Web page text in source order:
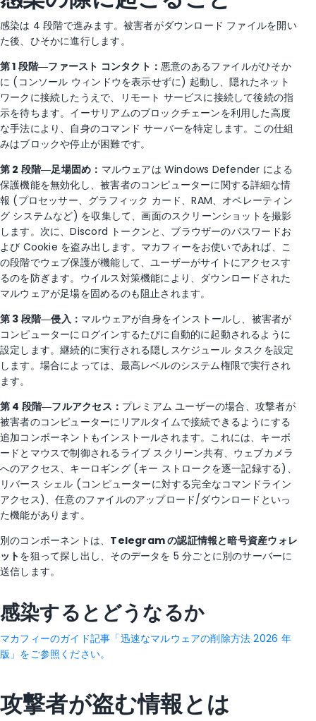
感染は 4 段階で進みます。被害者がダウンロード ファイルを開い
た後、ひそかに進行します。
第 1 段階―ファースト コンタクト： 悪意のあるファイルがひそか
に (コンソール ウィンドウを表示せずに) 起動し、隠れたネット
ワークに接続したうえで、リモート サービスに接続して後続の指
示を待ちます。イーサリアムのブロックチェーンを利用した高度
な手法により、自身のコマンド サーバーを特定します。この仕組
みはブロックや停止が困難です。
第 2 段階―足場固め： マルウェアは Windows Defender による
保護機能を無効化し、被害者のコンピューターに関する詳細な情
報 (プロセッサー、グラフィック カード、RAM、オペレーティン
グ システムなど) を収集して、画面のスクリーンショットを撮影
します。次に、Discord トークンと、ブラウザーのパスワードお
よび Cookie を盗み出します。マカフィーをお使いであれば、こ
の段階でウェブ保護が機能して、ユーザーがサイトにアクセスす
るのを防ぎます。ウイルス対策機能により、ダウンロードされた
マルウェアが足場を固めるのも阻止されます。
第 3 段階―侵入： マルウェアが自身をインストールし、被害者が
コンピューターにログインするたびに自動的に起動されるように
設定します。継続的に実行される隠しスケジュール タスクを設定
します。場合によっては、最高レベルのシステム権限で実行され
ます。
第 4 段階―フルアクセス： プレミアム ユーザーの場合、攻撃者が
被害者のコンピューターにリアルタイムで接続できるようにする
追加コンポーネントもインストールされます。これには、キーボ
ードとマウスで制御されるライブ スクリーン共有、ウェブカメラ
へのアクセス、キーロギング (キー ストロークを逐一記録する)、
リバース シェル (コンピューターに対する完全なコマンドライン
アクセス)、任意のファイルのアップロード/ダウンロードといっ
た機能があります。
別のコンポーネントは、 Telegram の認証情報と暗号資産ウォレ
ットを狙って探し出し、そのデータを 5 分ごとに別のサーバーに
送信します。
感染するとどうなるか
マカフィーのガイド記事「迅速なマルウェアの削除方法 2026 年
版」をご参照ください。
攻撃者が盗む情報とは